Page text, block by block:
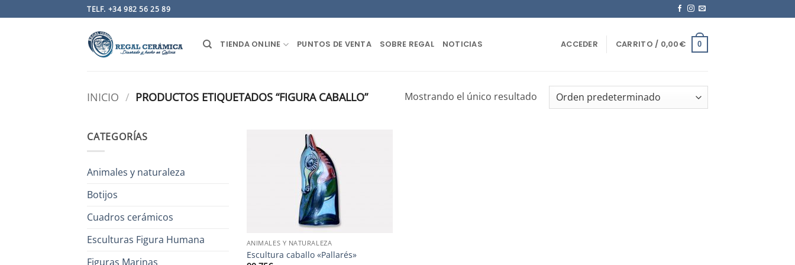
al
TELF. +34 982 56 25 89
TIENDA ONLINE PUNTOS DE VENTA SOBRE REGAL NOTICIAS ACCEDER CARRITO / 0,00€ 0
INICIO / PRODUCTOS ETIQUETADOS “FIGURA CABALLO” Mostrando el único resultado
CATEGORÍAS
Animales y naturaleza
Botijos
Cuadros cerámicos
Esculturas Figura Humana
Figuras Marinas
ANIMALES Y NATURALEZA
Escultura caballo «Pallarés»